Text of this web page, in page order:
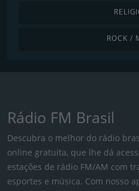
ROCK /
Rádio FM Brasil
Descubra o melhor do rádio
online gratuita, que lhe dá
estações de rádio FM/AM com
esportes e música. Com nosso